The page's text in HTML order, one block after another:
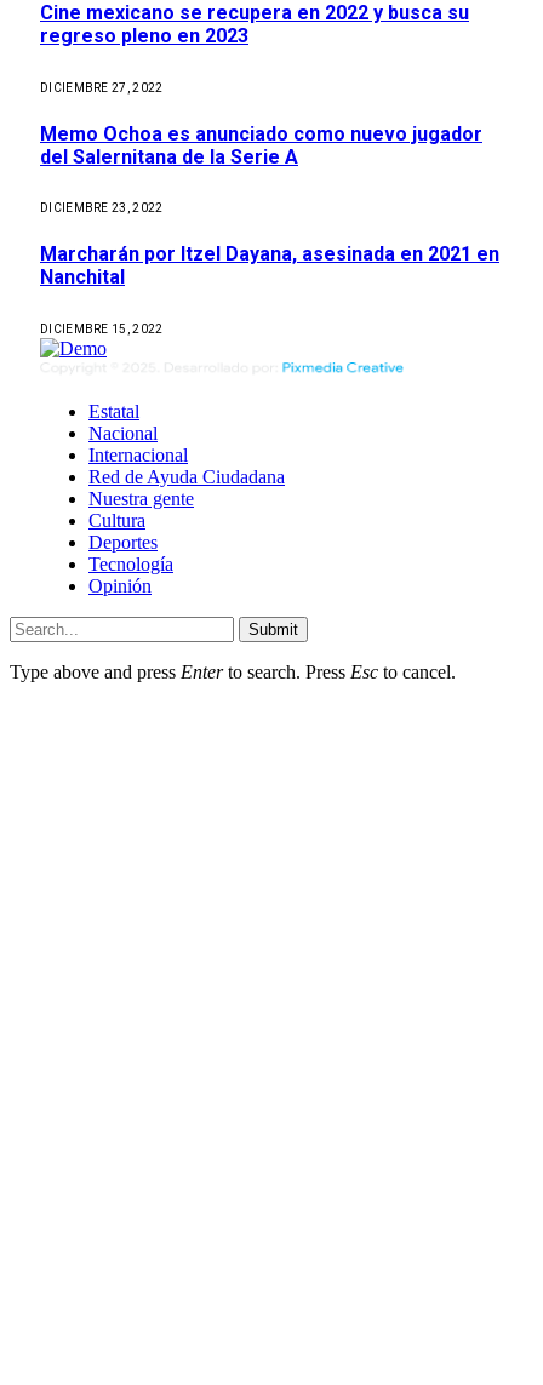
Cine mexicano se recupera en 2022 y busca su
regreso pleno en 2023
DICIEMBRE 27, 2022
Memo Ochoa es anunciado como nuevo jugador
del Salernitana de la Serie A
DICIEMBRE 23, 2022
Marcharán por Itzel Dayana, asesinada en 2021 en
Nanchital
DICIEMBRE 15, 2022
Estatal
Nacional
Internacional
Red de Ayuda Ciudadana
Nuestra gente
Cultura
Deportes
Tecnología
Opinión
Submit
Type above and press Enterto search. Press Esc to cancel.